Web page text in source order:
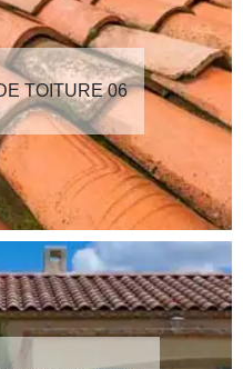
TOITURE 06